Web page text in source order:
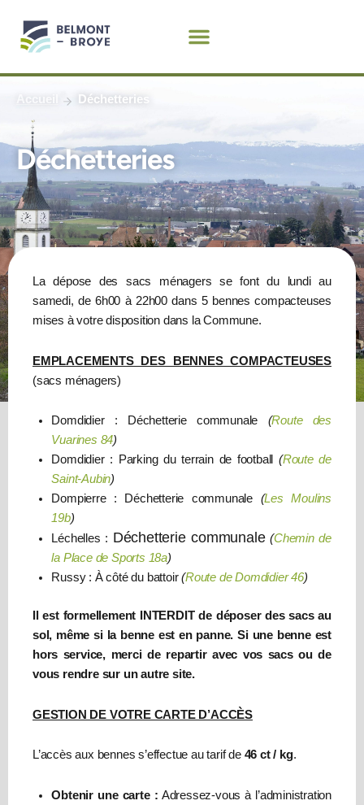
contenu
Déchetteries
Déchetteries
La dépose des sacs ménagers se font du lundi au
samedi, de 6h00 à 22h00 dans 5 bennes compacteuses
mises à votre disposition dans la Commune.
EMPLACEMENTS DES BENNES COMPACTEUSES
(sacs ménagers)
Domdidier : Déchetterie communale (Route des
Vuarines 84)
Domdidier : Parking du terrain de football (Route de
Saint-Aubin)
Dompierre : Déchetterie communale (Les Moulins
19b)
Léchelles : Déchetterie communale (Chemin de
la Place de Sports 18a)
Russy : À côté du battoir(Route de Domdidier 46)
Il est formellement INTERDIT de déposer des sacs au
sol, même si la benne est en panne. Si une benne est
hors service, merci de repartir avec vos sacs ou de
vous rendre sur un autre site.
GESTION DE VOTRE CARTE D’ACCÈS
L’accès aux bennes s’effectue au tarif de 46 ct / kg.
Obtenir une carte : Adressez-vous à l’administration